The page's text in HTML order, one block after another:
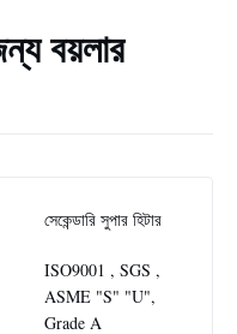
বয়লার
সেকেন্ডারি সুপার হিটার
ISO9001 , SGS ,
ASME "S" "U",
Grade A